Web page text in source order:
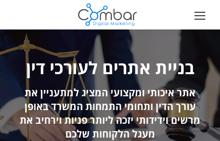
בניית אתרים לעורכי דין
אתר איכותי ומקצועי המציג למתעניין את
עורך הדין ותחומי התמחות המשרד באופן
מרשים וידידותי יזכה ליותר פניות וירחיב את
מעגל הלקוחות שלכם